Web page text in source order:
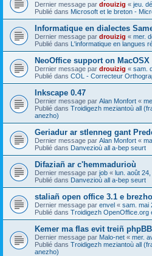
Dernier message par drouizig « jeu.
Publié dans Microsoft et le breton -
Informatique en dialectes
Dernier message par drouizig « mer.
Publié dans L'informatique en langues
NeoOffice support on MacOSX
Dernier message par drouizig « sam.
Publié dans COL - Correcteur
Inkscape 0.47
Dernier message par Alan Monfort «
Publié dans Troidigezh meziantoù all
anezho)
Geriadur ar stlenneg gant
Dernier message par Alan Monfort «
Publié dans Danvezioù all a-bep seurt
Difaziañ ar c'hemmadurioù
Dernier message par job « lun. août
Publié dans Danvezioù all a-bep seurt
staliañ open office 3.1 e
Dernier message par envel « sam. mai
Publié dans Troidigezh OpenOffice.org
Kemer ma flas evit treiñ phpBB
Dernier message par Malo-net « mer.
Publié dans Troidigezh meziantoù all
anezho)